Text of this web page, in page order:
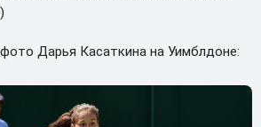
Дарья Касаткина на Уимблдоне: